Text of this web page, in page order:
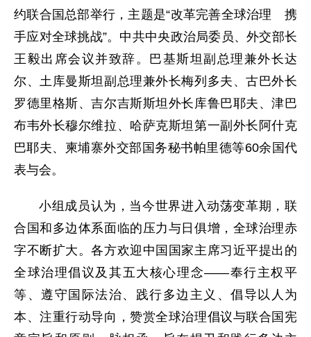
约联合国总部举行，主题是“改革完善全球治理 携
手应对全球挑战”。中共中央政治局委员、外交部长
王毅出席会议并致辞。巴基斯坦副总理兼外长达
尔、土库曼斯坦副总理兼外长梅列多夫、古巴外长
罗德里格斯、吉尔吉斯斯坦外长库鲁巴耶夫、津巴
布韦外长穆尔维拉、哈萨克斯坦第一副外长阿什克
巴耶夫、柬埔寨外交部国务秘书帕里德等60余国代
表与会。
小组成员认为，当今世界进入动荡变革期，联
合国和多边体系面临的压力与日俱增，全球治理赤
字不断扩大。各方欢迎中国国家主席习近平提出的
全球治理倡议及其五大核心理念——奉行主权平
等、遵守国际法治、践行多边主义、倡导以人为
本、注重行动导向，赞赏全球治理倡议与联合国宪